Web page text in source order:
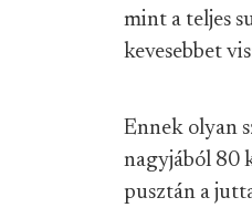
mint a teljes
kevesebbet
Ennek olyan
nagyjából 80
pusztán a